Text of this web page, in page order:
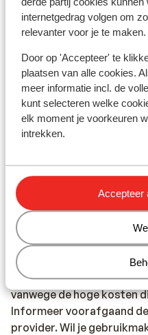
internetgedrag volgen om
relevanter voor je te maken.
Door op 'Accepteer' te
plaatsen van alle cookies.
meer informatie incl. de
kunt selecteren welke
elk moment je voorkeuren
intrekken.
Accepteer
Giardini Naxos is
regio Cefalu een
vertegenwoordiger
Calabrië: in de regio
reisleiding aanwezig. Je
onze lokale
Op het vaste land van
Vaccinatie:
Voor actuele informatie
andere gegevens over
site van LCR: https://
Telefoneren:
Je kunt met je mobiele
adviseren je om dit
vanwege de hoge kosten
Informeer voorafgaand
provider. Wil je